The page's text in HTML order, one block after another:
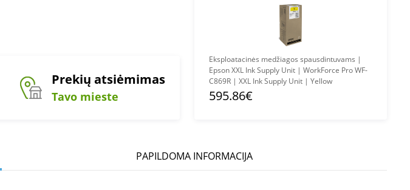
Prekių atsiėmimas
Tavo mieste
Eksploatacinės medžiagos spausdintuvams |
Epson XXL Ink Supply Unit | WorkForce Pro WF-
C869R | XXL Ink Supply Unit | Yellow
595.86€
PAPILDOMA INFORMACIJA